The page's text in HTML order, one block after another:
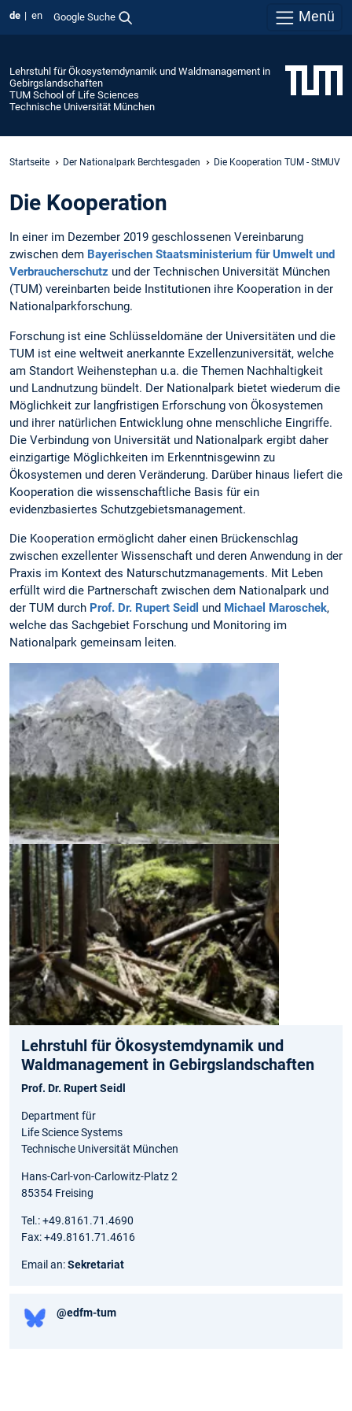
de en Google Suche Menü
Lehrstuhl für Ökosystemdynamik und Waldmanagement in
Gebirgslandschaften
TUM School of Life Sciences
Technische Universität München
Startseite Der Nationalpark Berchtesgaden Die Kooperation TUM - StMUV
Die Kooperation
In einer im Dezember 2019 geschlossenen Vereinbarung
zwischen dem Bayerischen Staatsministerium für Umwelt und
Verbraucherschutz und der Technischen Universität München
(TUM) vereinbarten beide Institutionen ihre Kooperation in der
Nationalparkforschung.
Forschung ist eine Schlüsseldomäne der Universitäten und die
TUM ist eine weltweit anerkannte Exzellenzuniversität, welche
am Standort Weihenstephan u.a. die Themen Nachhaltigkeit
und Landnutzung bündelt. Der Nationalpark bietet wiederum die
Möglichkeit zur langfristigen Erforschung von Ökosystemen
und ihrer natürlichen Entwicklung ohne menschliche Eingriffe.
Die Verbindung von Universität und Nationalpark ergibt daher
einzigartige Möglichkeiten im Erkenntnisgewinn zu
Ökosystemen und deren Veränderung. Darüber hinaus liefert die
Kooperation die wissenschaftliche Basis für ein
evidenzbasiertes Schutzgebietsmanagement.
Die Kooperation ermöglicht daher einen Brückenschlag
zwischen exzellenter Wissenschaft und deren Anwendung in der
Praxis im Kontext des Naturschutzmanagements. Mit Leben
erfüllt wird die Partnerschaft zwischen dem Nationalpark und
der TUM durch Prof. Dr. Rupert Seidl und Michael Maroschek,
welche das Sachgebiet Forschung und Monitoring im
Nationalpark gemeinsam leiten.
Lehrstuhl für Ökosystem­dynamik und
Waldmanagement in Gebirgs­landschaften
Prof. Dr. Rupert Seidl
Department für
Life Science Systems
Technische Universität München
Hans-Carl-von-Carlowitz-Platz 2
85354 Freising
Tel.: +49.8161.71.4690
Fax: +49.8161.71.4616
Email an:Sekretariat
@edfm-tum